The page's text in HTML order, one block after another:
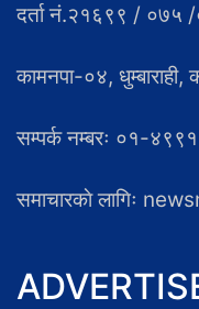
दर्ता नं.२१६९९ / ०७५
कामनपा-०४, धुम्बाराही,
सम्पर्क नम्बरः ०१-
समाचारकाे लागिः